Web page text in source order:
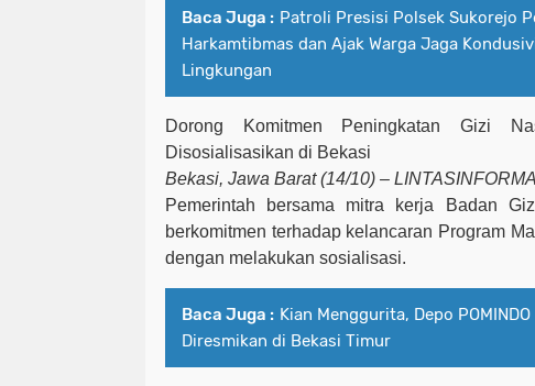
Baca Juga : Patroli Presisi Polsek Sukorejo
Harkamtibmas dan Ajak Warga Jaga
Lingkungan
Dorong Komitmen Peningkatan Gizi
Disosialisasikan di Bekasi
Bekasi, Jawa Barat (14/10) –
Pemerintah bersama mitra kerja
Badan
berkomitmen terhadap kelancaran Program
dengan melakukan sosialisasi.
Baca Juga : Kian Menggurita, Depo
Diresmikan di Bekasi Timur